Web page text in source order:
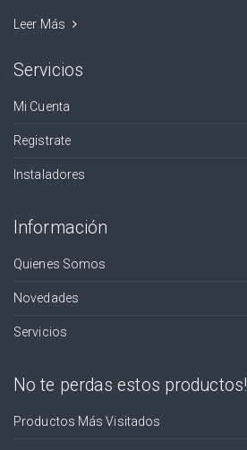
Leer Más
Servicios
Mi Cuenta
Registrate
Instaladores
Información
Quienes Somos
Novedades
Servicios
No te perdas estos productos!
Productos Más Visitados